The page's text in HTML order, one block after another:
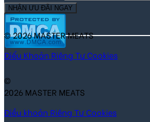
NHẬN ƯU ĐÃI NGAY
© 2026 MASTER MEATS
Điểu Khoản Riêng Tư Cookies
©
2026 MASTER MEATS
Điều khoản Riêng Tư Cookies